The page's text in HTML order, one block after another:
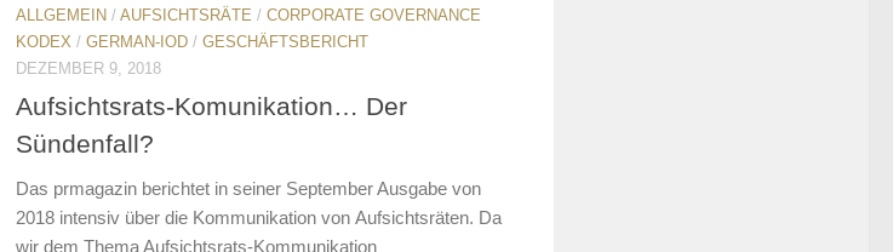
ALLGEMEIN / AUFSICHTSRÄTE / CORPORATE GOVERNANCE
KODEX / GERMAN-IOD / GESCHÄFTSBERICHT
DEZEMBER 9, 2018
Aufsichtsrats-Komunikation… Der
Sündenfall?
Das prmagazin berichtet in seiner September Ausgabe von
2018 intensiv über die Kommunikation von Aufsichtsräten. Da
wir dem Thema Aufsichtsrats-Kommunikation